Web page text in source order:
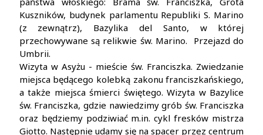
Kuszników, budynek parlamentu Republiki S. Marino
(z zewnątrz), Bazylika del Santo, w której
przechowywane są relikwie św. Marino. Przejazd do
Umbrii.
Wizyta w Asyżu - mieście św. Franciszka. Zwiedzanie
miejsca będącego kolebką zakonu franciszkańskiego,
a także miejsca śmierci świętego. Wizyta w Bazylice
św. Franciszka, gdzie nawiedzimy grób św. Franciszka
oraz będziemy podziwiać m.in. cykl fresków mistrza
Giotto. Następnie udamy się na spacer przez centrum